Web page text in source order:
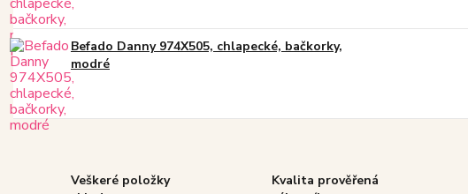
Befado Danny 974X505, chlapecké, bačkorky,
modré
Veškeré položky
Kvalita prověřená